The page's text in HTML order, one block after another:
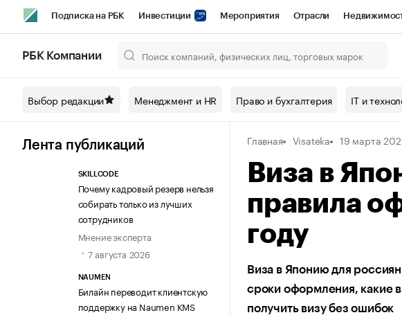
Подписка на РБК Инвестиции Мероприятия Отрасли
Спецпроекты СПб Конференции СПб Спецпроекты Проверка
Технологии и медиа Рынок наличной валюты
РБК Компании
Выбор редакции Менеджмент и HR Право и бухгалтерия IT и
Лента публикаций
SKILLCODE
Почему кадровый резерв нельзя
собирать только из лучших
сотрудников
Мнение эксперта
7 августа 2026
NAUMEN
Билайн переводит клиентскую
поддержку на Naumen KMS
Главная Visateka 19 марта
Виза в
правила
году
Виза в Японию для
сроки оформления, какие
получить визу без ошибок